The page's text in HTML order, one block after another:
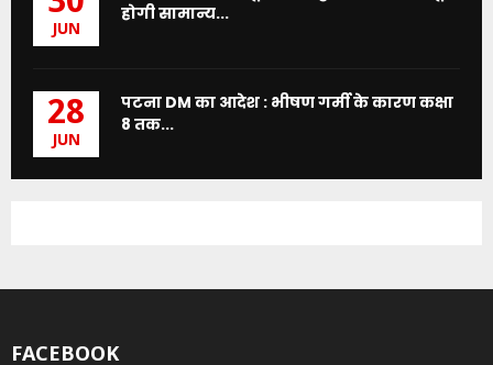
JUN
होगी सामान्य...
28
JUN
पटना DM का आदेश : भीषण गर्मी के कारण कक्षा
8 तक...
FACEBOOK